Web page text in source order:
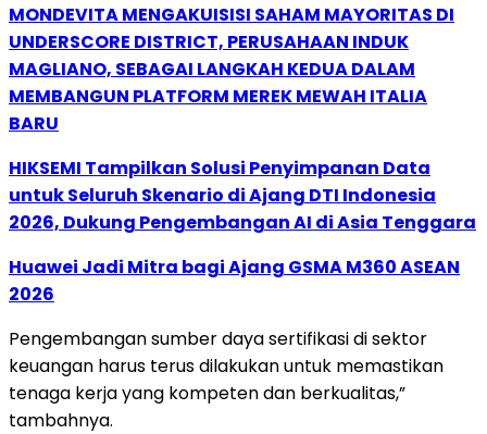
MONDEVITA MENGAKUISISI SAHAM MAYORITAS DI
UNDERSCORE DISTRICT, PERUSAHAAN INDUK
MAGLIANO, SEBAGAI LANGKAH KEDUA DALAM
MEMBANGUN PLATFORM MEREK MEWAH ITALIA
BARU
HIKSEMI Tampilkan Solusi Penyimpanan Data
untuk Seluruh Skenario di Ajang DTI Indonesia
2026, Dukung Pengembangan AI di Asia Tenggara
Huawei Jadi Mitra bagi Ajang GSMA M360 ASEAN
2026
Pengembangan sumber daya sertifikasi di sektor
keuangan harus terus dilakukan untuk memastikan
tenaga kerja yang kompeten dan berkualitas,”
tambahnya.